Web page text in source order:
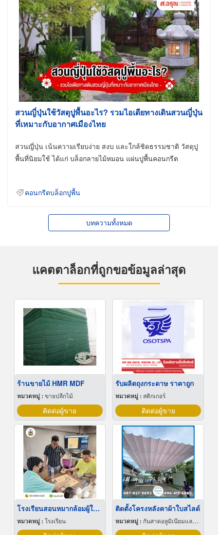
สวนญี่ปุ่นใช้วัสดุปูพื้นอะไร? รวมไอเดียทางเดินสวนญี่ปุ่น
ที่เหมาะกับอากาศเมืองไทย
สวนญี่ปุ่น เน้นความเรียบง่าย สงบ และใกล้ชิดธรรมชาติ วัสดุปู
พื้นที่นิยมใช้ ได้แก่ บล็อกลายไม้หมอน แผ่นปูพื้นคอนกรีต
คอนกรีตบล็อกปูพื้น
บทความทั้งหมด
แคตตาล็อกที่ถูกขอข้อมูลล่าสุด
ร้านขายไม้ HMR MDF
หมวดหมู่ : ขายปลีกไม้
ติดต่อผู้ขาย
รับผลิตถุงกระดาษ ราคาถูก
หมวดหมู่ : สติกเกอร์
ติดต่อผู้ขาย
โรงเรียนสอนหมากล้อมผู้ใหญ่
หมวดหมู่ : โรงเรียน
ติดตั้งโครงหลังคาผ้าใบสไลด์
หมวดหมู่ : กันสาดอลูมิเนียมและผ้าใบ